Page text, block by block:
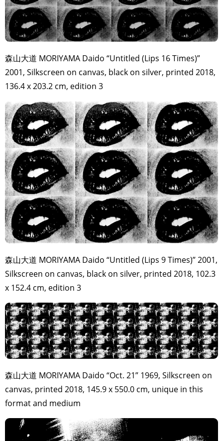
森山大道 MORIYAMA Daido “Untitled (Lips 16 Times)”
2001, Silkscreen on canvas, black on silver, printed 2018,
136.4 x 203.2 cm, edition 3
森山大道 MORIYAMA Daido “Untitled (Lips 9 Times)” 2001,
Silkscreen on canvas, black on silver, printed 2018, 102.3
x 152.4 cm, edition 3
森山大道 MORIYAMA Daido “Oct. 21” 1969, Silkscreen on
canvas, printed 2018, 145.9 x 550.0 cm, unique in this
format and medium